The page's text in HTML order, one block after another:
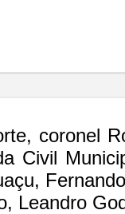
coronel
Civil
Leandro